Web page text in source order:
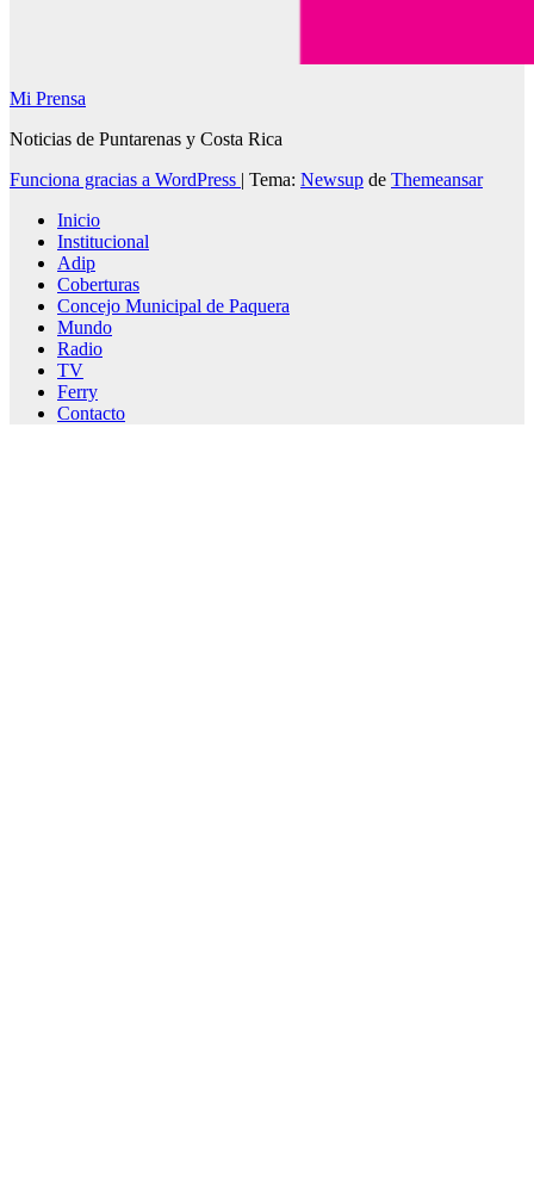
Mi Prensa
Noticias de Puntarenas y Costa Rica
Funciona gracias a WordPress | Tema: Newsup de Themeansar
Inicio
Institucional
Adip
Coberturas
Concejo Municipal de Paquera
Mundo
Radio
TV
Ferry
Contacto